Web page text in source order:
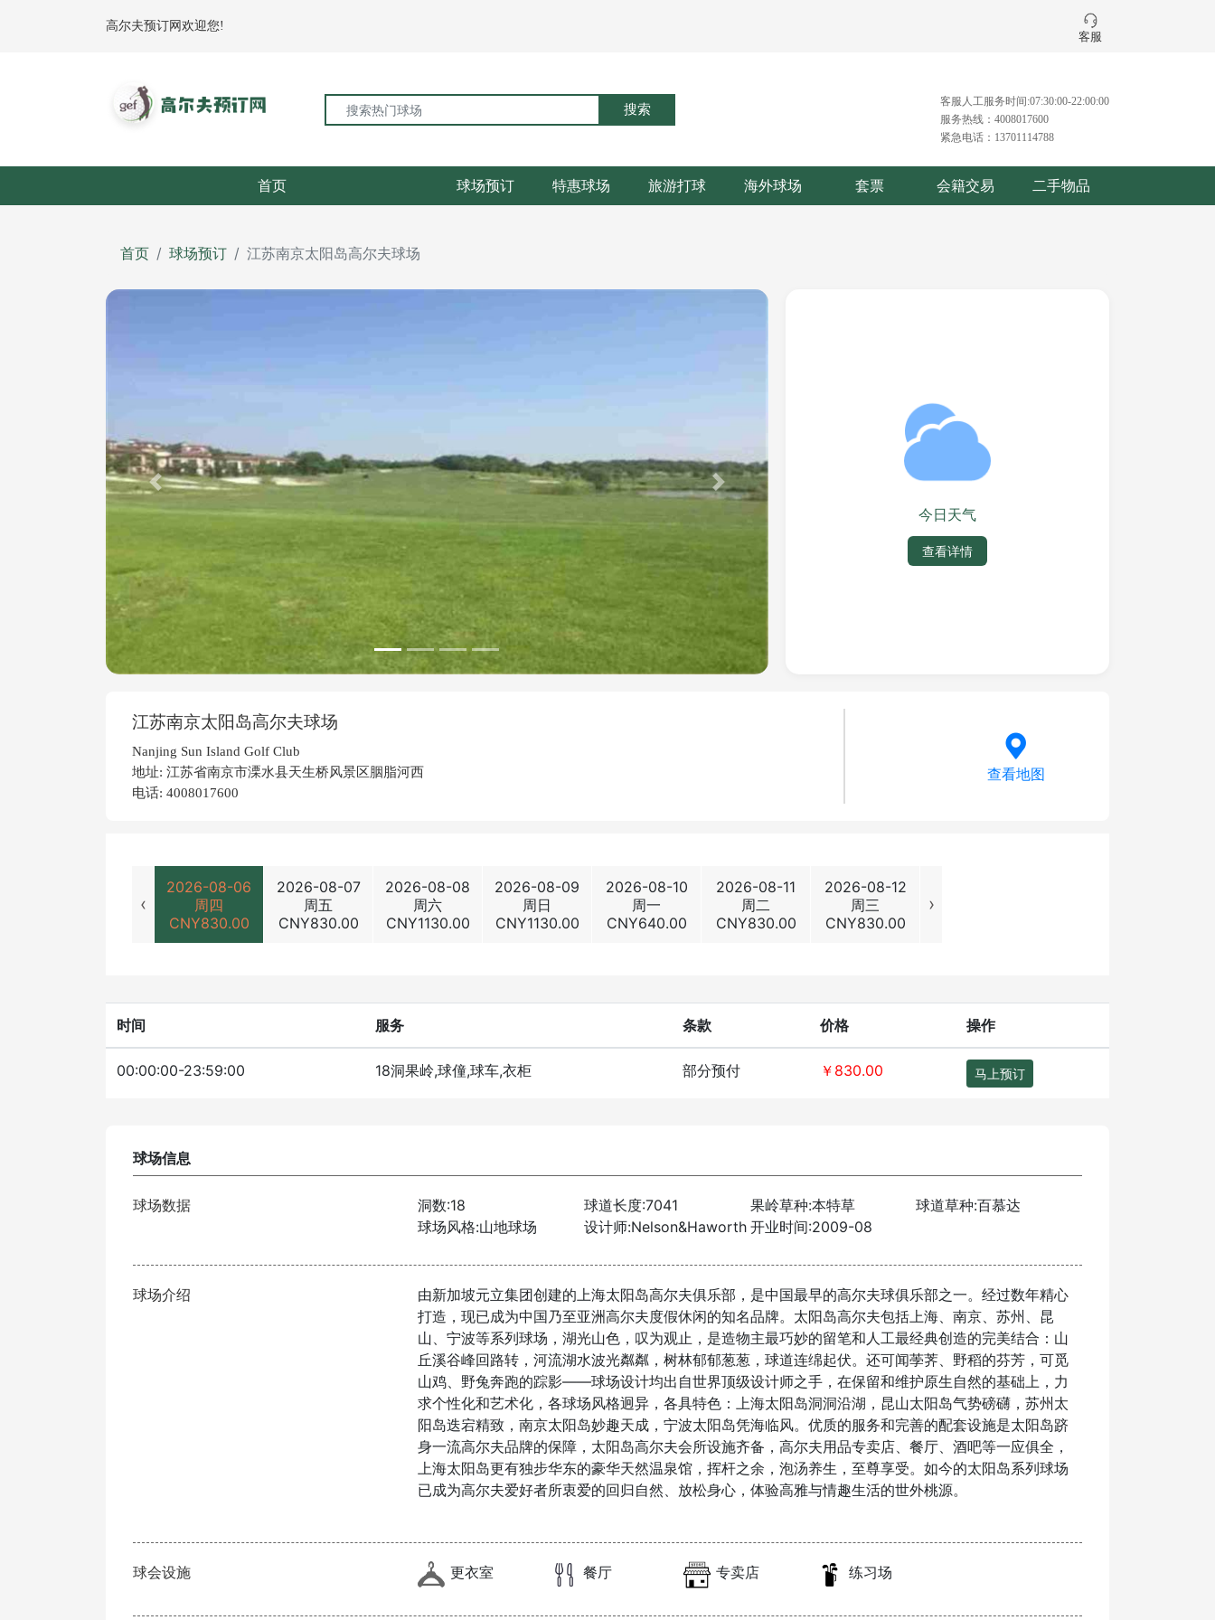
高尔夫预订网欢迎您!
客服
搜索
客服人工服务时间:07:30:00-22:00:00
服务热线：4008017600
紧急电话：13701114788
首页 球场预订 特惠球场 旅游打球 海外球场 套票 会籍交易 二手物品
首页 球场预订 江苏南京太阳岛高尔夫球场
Previous
Next
今日天气
查看详情
江苏南京太阳岛高尔夫球场
Nanjing Sun Island Golf Club
地址: 江苏省南京市溧水县天生桥风景区胭脂河西
电话: 4008017600
查看地图
‹
2026-08-06
周四
CNY830.00
2026-08-07
周五
CNY830.00
2026-08-08
周六
CNY1130.00
2026-08-09
周日
CNY1130.00
2026-08-10
周一
CNY640.00
2026-08-11
周二
CNY830.00
2026-08-12
周三
CNY830.00
›
时间 服务 条款 价格 操作
00:00:00-23:59:00 18洞果岭,球僮,球车,衣柜 部分预付 ￥830.00 马上预订
球场信息
球场数据 洞数:18 球道长度:7041 果岭草种:本特草
球道草种:百慕达
球场风格:山地球场
设计师:Nelson&Haworth 开业时间:2009-08
球场介绍
由新加坡元立集团创建的上海太阳岛高尔夫俱乐部，是中国最早的高尔夫球俱乐部之一。经过数年精心
打造，现已成为中国乃至亚洲高尔夫度假休闲的知名品牌。太阳岛高尔夫包括上海、南京、苏州、昆
山、宁波等系列球场，湖光山色，叹为观止，是造物主最巧妙的留笔和人工最经典创造的完美结合：山
丘溪谷峰回路转，河流湖水波光粼粼，树林郁郁葱葱，球道连绵起伏。还可闻荸荠、野稻的芬芳，可觅
山鸡、野兔奔跑的踪影——球场设计均出自世界顶级设计师之手，在保留和维护原生自然的基础上，力
求个性化和艺术化，各球场风格迥异，各具特色：上海太阳岛洞洞沿湖，昆山太阳岛气势磅礴，苏州太
阳岛迭宕精致，南京太阳岛妙趣天成，宁波太阳岛凭海临风。优质的服务和完善的配套设施是太阳岛跻
身一流高尔夫品牌的保障，太阳岛高尔夫会所设施齐备，高尔夫用品专卖店、餐厅、酒吧等一应俱全，
上海太阳岛更有独步华东的豪华天然温泉馆，挥杆之余，泡汤养生，至尊享受。如今的太阳岛系列球场
已成为高尔夫爱好者所衷爱的回归自然、放松身心，体验高雅与情趣生活的世外桃源。
球会设施 更衣室 餐厅 专卖店 练习场